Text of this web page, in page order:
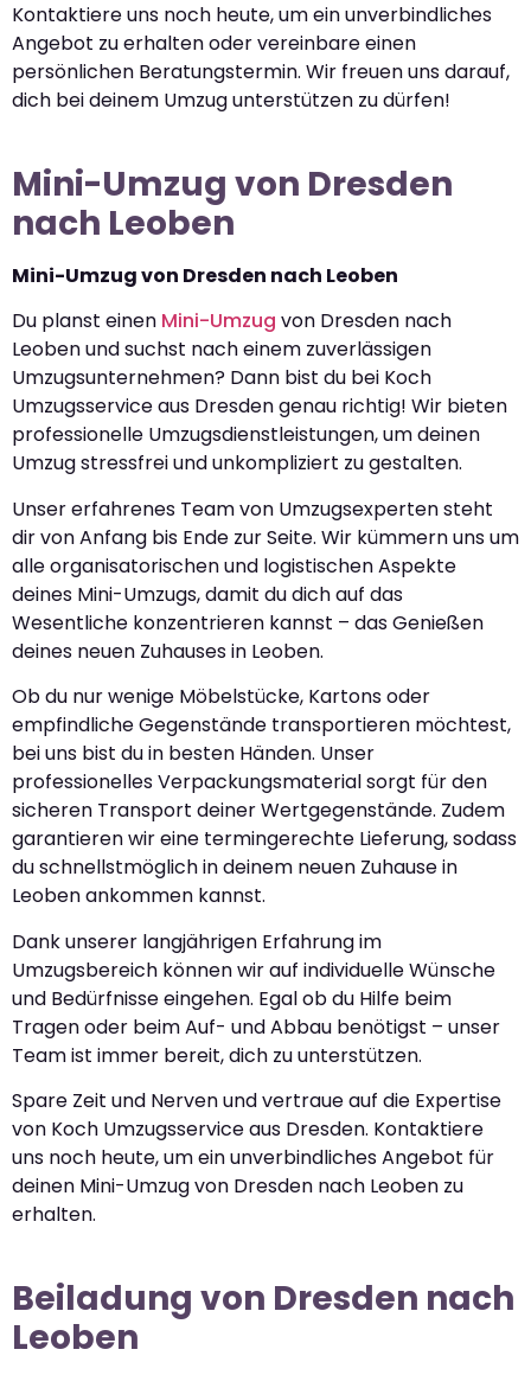
Kontaktiere uns noch heute, um ein unverbindliches
Angebot zu erhalten oder vereinbare einen
persönlichen Beratungstermin. Wir freuen uns darauf,
dich bei deinem Umzug unterstützen zu dürfen!
Mini-Umzug von Dresden
nach Leoben
Mini-Umzug von Dresden nach Leoben
Du planst einen Mini-Umzug von Dresden nach
Leoben und suchst nach einem zuverlässigen
Umzugsunternehmen? Dann bist du bei Koch
Umzugsservice aus Dresden genau richtig! Wir bieten
professionelle Umzugsdienstleistungen, um deinen
Umzug stressfrei und unkompliziert zu gestalten.
Unser erfahrenes Team von Umzugsexperten steht
dir von Anfang bis Ende zur Seite. Wir kümmern uns um
alle organisatorischen und logistischen Aspekte
deines Mini-Umzugs, damit du dich auf das
Wesentliche konzentrieren kannst – das Genießen
deines neuen Zuhauses in Leoben.
Ob du nur wenige Möbelstücke, Kartons oder
empfindliche Gegenstände transportieren möchtest,
bei uns bist du in besten Händen. Unser
professionelles Verpackungsmaterial sorgt für den
sicheren Transport deiner Wertgegenstände. Zudem
garantieren wir eine termingerechte Lieferung, sodass
du schnellstmöglich in deinem neuen Zuhause in
Leoben ankommen kannst.
Dank unserer langjährigen Erfahrung im
Umzugsbereich können wir auf individuelle Wünsche
und Bedürfnisse eingehen. Egal ob du Hilfe beim
Tragen oder beim Auf- und Abbau benötigst – unser
Team ist immer bereit, dich zu unterstützen.
Spare Zeit und Nerven und vertraue auf die Expertise
von Koch Umzugsservice aus Dresden. Kontaktiere
uns noch heute, um ein unverbindliches Angebot für
deinen Mini-Umzug von Dresden nach Leoben zu
erhalten.
Beiladung von Dresden nach
Leoben